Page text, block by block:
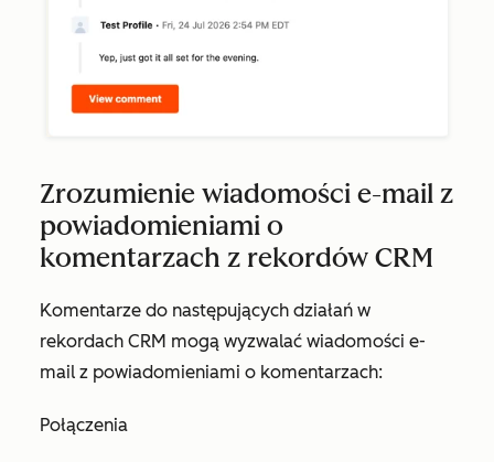
Zrozumienie wiadomości e-mail z
powiadomieniami o
komentarzach z rekordów CRM
Komentarze do następujących działań w
rekordach CRM mogą wyzwalać wiadomości e-
mail z powiadomieniami o komentarzach:
Połączenia